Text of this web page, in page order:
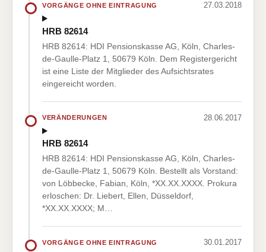
VORGÄNGE OHNE EINTRAGUNG 27.03.2018
HRB 82614
HRB 82614: HDI Pensionskasse AG, Köln, Charles-
de-Gaulle-Platz 1, 50679 Köln. Dem Registergericht
ist eine Liste der Mitglieder des Aufsichtsrates
eingereicht worden.
VERÄNDERUNGEN 28.06.2017
HRB 82614
HRB 82614: HDI Pensionskasse AG, Köln, Charles-
de-Gaulle-Platz 1, 50679 Köln. Bestellt als Vorstand:
von Löbbecke, Fabian, Köln, *XX.XX.XXXX. Prokura
erloschen: Dr. Liebert, Ellen, Düsseldorf,
*XX.XX.XXXX; M…
VORGÄNGE OHNE EINTRAGUNG 30.01.2017